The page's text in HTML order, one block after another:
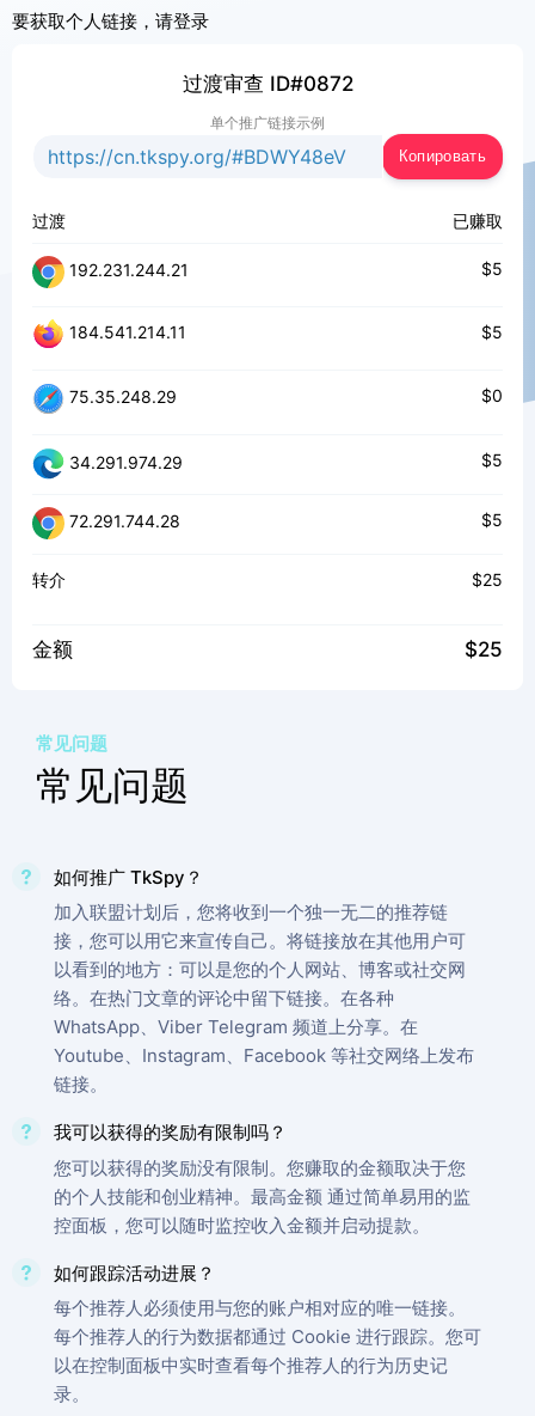
要获取个人链接，请登录
过渡审查 ID#0872
单个推广链接示例
Копировать
过渡 已赚取
192.231.244.21 $5
184.541.214.11 $5
75.35.248.29 $0
34.291.974.29 $5
72.291.744.28 $5
转介 $25
金额 $25
常见问题
常见问题
如何推广 TkSpy？
加入联盟计划后，您将收到一个独一无二的推荐链
接，您可以用它来宣传自己。将链接放在其他用户可
以看到的地方：可以是您的个人网站、博客或社交网
络。在热门文章的评论中留下链接。在各种
WhatsApp、Viber Telegram 频道上分享。在
Youtube、Instagram、Facebook 等社交网络上发布
链接。
我可以获得的奖励有限制吗？
您可以获得的奖励没有限制。您赚取的金额取决于您
的个人技能和创业精神。最高金额 通过简单易用的监
控面板，您可以随时监控收入金额并启动提款。
如何跟踪活动进展？
每个推荐人必须使用与您的账户相对应的唯一链接。
每个推荐人的行为数据都通过 Cookie 进行跟踪。您可
以在控制面板中实时查看每个推荐人的行为历史记
录。